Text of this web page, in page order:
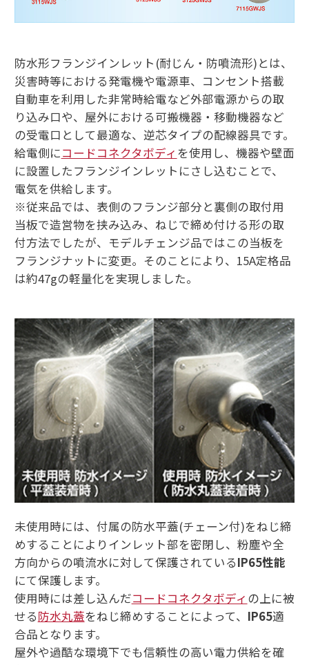
防水形フランジインレット(耐じん・防噴流形)とは、
災害時等における発電機や電源車、コンセント搭載
自動車を利用した非常時給電など外部電源からの取
り込み口や、屋外における可搬機器・移動機器など
の受電口として最適な、逆芯タイプの配線器具です。
給電側にコードコネクタボディ を使用し、機器や壁面
に設置したフランジインレットにさし込むことで、
電気を供給します。
※従来品では、表側のフランジ部分と裏側の取付用
当板で造営物を挟み込み、ねじで締め付ける形の取
付方法でしたが、モデルチェンジ品ではこの当板を
フランジナットに変更。そのことにより、15A定格品
は約47gの軽量化を実現しました。
未使用時には、付属の防水平蓋(チェーン付)をねじ締
めすることによりインレット部を密閉し、粉塵や全
方向からの噴流水に対して保護されているIP65性能
にて保護します。
使用時には差し込んだコードコネクタボディ の上に被
せる防水丸蓋をねじ締めすることによって、 IP65適
合品となります。
屋外や過酷な環境下でも信頼性の高い電力供給を確